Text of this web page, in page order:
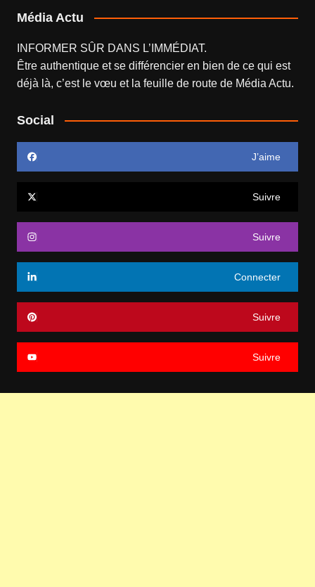
Média Actu
INFORMER SÛR DANS L’IMMÉDIAT.
Être authentique et se différencier en bien de ce qui est
déjà là, c’est le vœu et la feuille de route de Média Actu.
Social
J’aime
Suivre
Suivre
Connecter
Suivre
Suivre